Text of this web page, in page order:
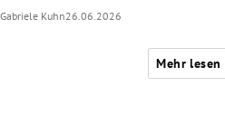
Gabriele Kuhn26.06.2026
Mehr lesen